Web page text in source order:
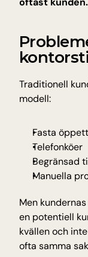
Traditionell
modell:
Fasta
Telefonköer
Begränsad
Manuella
Men
en potentiell
kvällen och
ofta samma